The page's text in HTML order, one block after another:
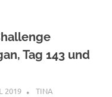
Tag 143 und
2019 TINA